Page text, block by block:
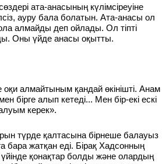
ата-анасының күлімсіреуіне
ауру бала болатын. Ата-анасы ол
алмайды деп ойлады. Ол тіпті
Оны үйде анасы оқытты.
оқи алмайтыным қандай өкінішті. Анам
бірге алып кетеді... Мен бір-екі ескі
керек».
түрде қалтасына бірнеше балауыз
жатқан еді. Бірақ Хадсонның
үйінде қонақтар болды және олардың